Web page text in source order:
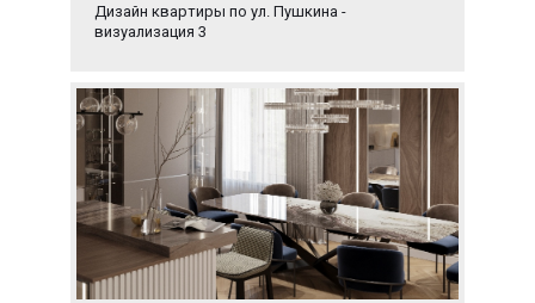
Дизайн квартиры по ул. Пушкина -
визуализация 3